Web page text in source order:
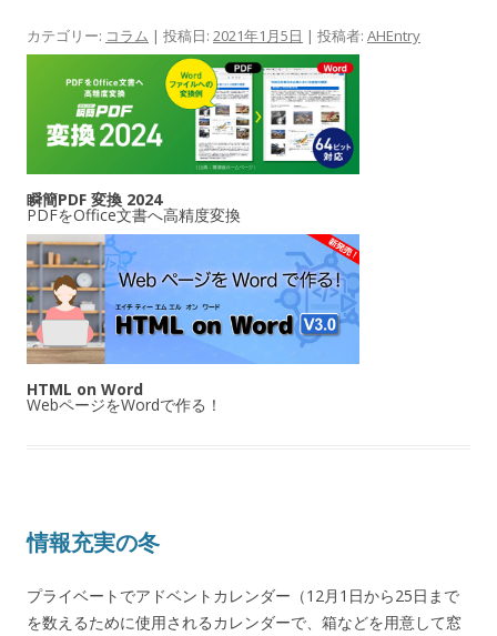
カテゴリー: コラム | 投稿日: 2021年1月5日 | 投稿者: AHEntry
瞬簡PDF 変換 2024
PDFをOffice文書へ高精度変換
HTML on Word
WebページをWordで作る！
情報充実の冬
プライベートでアドベントカレンダー（12月1日から25日まで
を数えるために使用されるカレンダーで、箱などを用意して窓